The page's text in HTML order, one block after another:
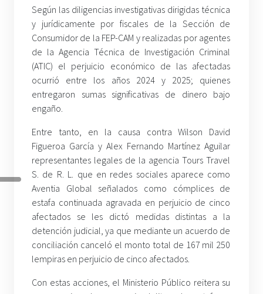
Según las diligencias investigativas dirigidas técnica
y jurídicamente por fiscales de la Sección de
Consumidor de la FEP-CAM y realizadas por agentes
de la Agencia Técnica de Investigación Criminal
(ATIC) el perjuicio económico de las afectadas
ocurrió entre los años 2024 y 2025; quienes
entregaron sumas significativas de dinero bajo
engaño.
Entre tanto, en la causa contra Wilson David
Figueroa García y Alex Fernando Martínez Aguilar
representantes legales de la agencia Tours Travel
S. de R. L. que en redes sociales aparece como
Aventia Global señalados como cómplices de
estafa continuada agravada en perjuicio de cinco
afectados se les dictó medidas distintas a la
detención judicial, ya que mediante un acuerdo de
conciliación canceló el monto total de 167 mil 250
lempiras en perjuicio de cinco afectados.
Con estas acciones, el Ministerio Público reitera su